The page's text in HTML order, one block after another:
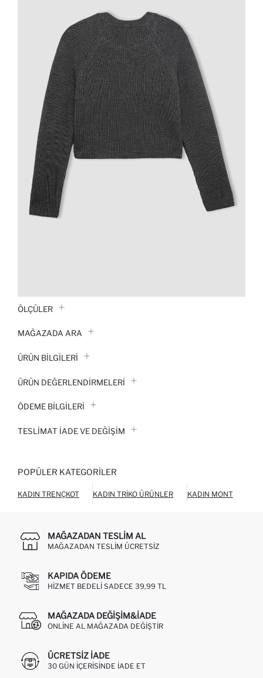
ÖLÇÜLER
MAĞAZADA ARA
ÜRÜN BILGILERI
ÜRÜN DEĞERLENDİRMELERİ
ÖDEME BİLGİLERİ
TESLIMAT İADE VE DEĞIŞIM
POPÜLER KATEGORILER
KADIN TRENÇKOT KADIN TRIKO ÜRÜNLER KADIN MONT
MAĞAZADAN TESLIM AL
MAĞAZADAN TESLIM ÜCRETSIZ
KAPIDA ÖDEME
HIZMET BEDELI SADECE 39,99 TL
MAĞAZADA DEĞIŞIM&İADE
ONLINE AL MAĞAZADA DEĞIŞTIR
ÜCRETSIZ IADE
30 GÜN IÇERISINDE IADE ET